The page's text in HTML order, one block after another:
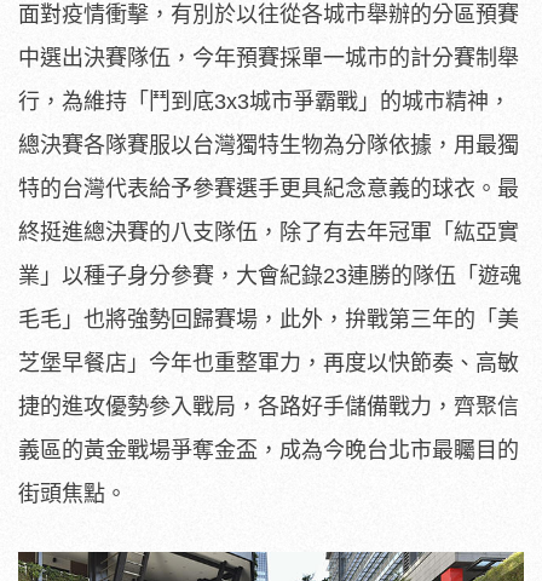
面對疫情衝擊，有別於以往從各城市舉辦的分區預賽
中選出決賽隊伍，今年預賽採單一城市的計分賽制舉
行，為維持「鬥到底3x3城市爭霸戰」的城市精神，
總決賽各隊賽服以台灣獨特生物為分隊依據，用最獨
特的台灣代表給予參賽選手更具紀念意義的球衣。最
終挺進總決賽的八支隊伍，除了有去年冠軍「紘亞實
業」以種子身分參賽，大會紀錄23連勝的隊伍「遊魂
毛毛」也將強勢回歸賽場，此外，拚戰第三年的「美
芝堡早餐店」今年也重整軍力，再度以快節奏、高敏
捷的進攻優勢參入戰局，各路好手儲備戰力，齊聚信
義區的黃金戰場爭奪金盃，成為今晚台北市最矚目的
街頭焦點。